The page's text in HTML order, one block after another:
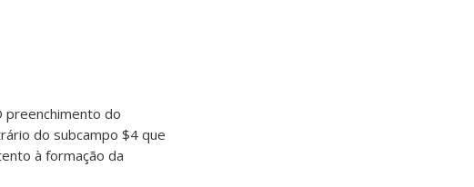
preenchimento do
do subcampo $4 que
à formação da